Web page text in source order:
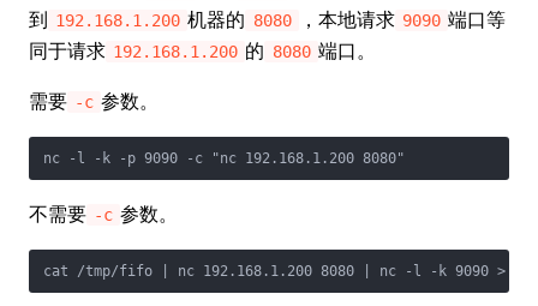
到
192.168.1.200 机器的 8080 ，本地请求 9090 端口等
同于请求 192.168.1.200 的 8080 端口。
需要 -c 参数。
nc -l -k -p 9090 -c "nc 192.168.1.200 8080"
不需要 -c 参数。
cat /tmp/fifo | nc 192.168.1.200 8080 | nc -l -k 9090 > /